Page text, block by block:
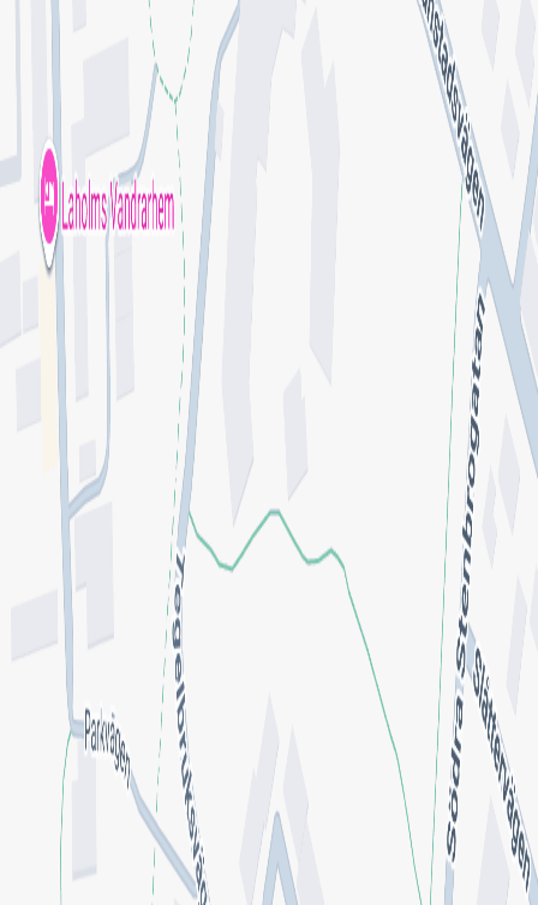
Switchboard
Visa nummer
Hitta till mottagningen
Klicka på kartan för att få vägbeskrivning.
klicka för att öppna
en interaktiv karta
Se på kartan
Omdömen från patienter
Inga omdömen ännu. Bli den första att berätta om din
upplevelse!
Lämna omdöme Se fler omdömen
Hitta till mottagningen
Klicka på kartan för att få vägbeskrivning.
klicka för att öppna
Se på kartan
Uppgifter från HSA-katalogen Stämmer inte informationen?
Sveriges största samlingsplats för legitimerad vård och
Snabblänkar
Anslut mottagning Chattny! Integritetspolicy Allmänna villkor